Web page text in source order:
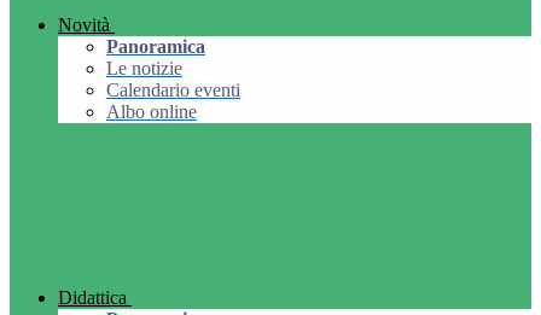
Novità
Panoramica
Le notizie
Calendario eventi
Albo online
Didattica